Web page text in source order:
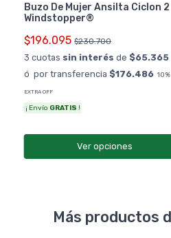
Buzo De Mujer Ansilta Ciclon 2
Windstopper®
$196.095 $230.700
3 cuotas sin interés de $65.365
ó por transferencia $176.486 10%
EXTRA OFF
¡ Envío GRATIS !
Ver opciones
Más productos